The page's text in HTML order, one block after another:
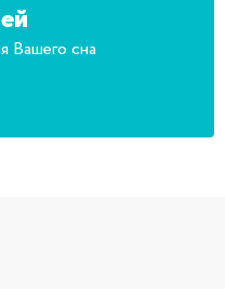
Вашего сна